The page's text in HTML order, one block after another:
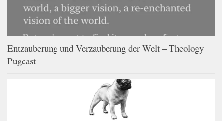
Entzauberung und Verzauberung der Welt – Theology
Pugcast